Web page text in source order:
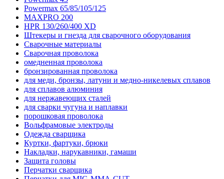
Powermax 65/85/105/125
MAXPRO 200
HPR 130/260/400 XD
Штекеры и гнезда для сварочного оборудования
Сварочные материалы
Сварочная проволока
омедненная проволока
бронзированная проволока
для меди, бронзы, латуни и медно-никелевых сплавов
для сплавов алюминия
для нержавеющих сталей
для сварки чугуна и наплавки
порошковая проволока
Вольфрамовые электроды
Одежда сварщика
Куртки, фартуки, брюки
Накладки, нарукавники, гамаши
Защита головы
Перчатки сварщика